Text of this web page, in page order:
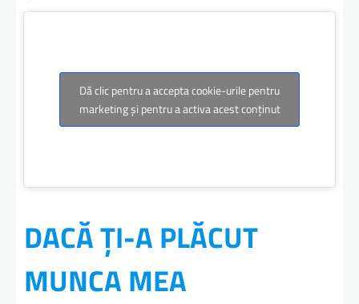
Dă clic pentru a accepta cookie-urile pentru
marketing și pentru a activa acest conținut
DACĂ ȚI-A PLĂCUT
MUNCA MEA